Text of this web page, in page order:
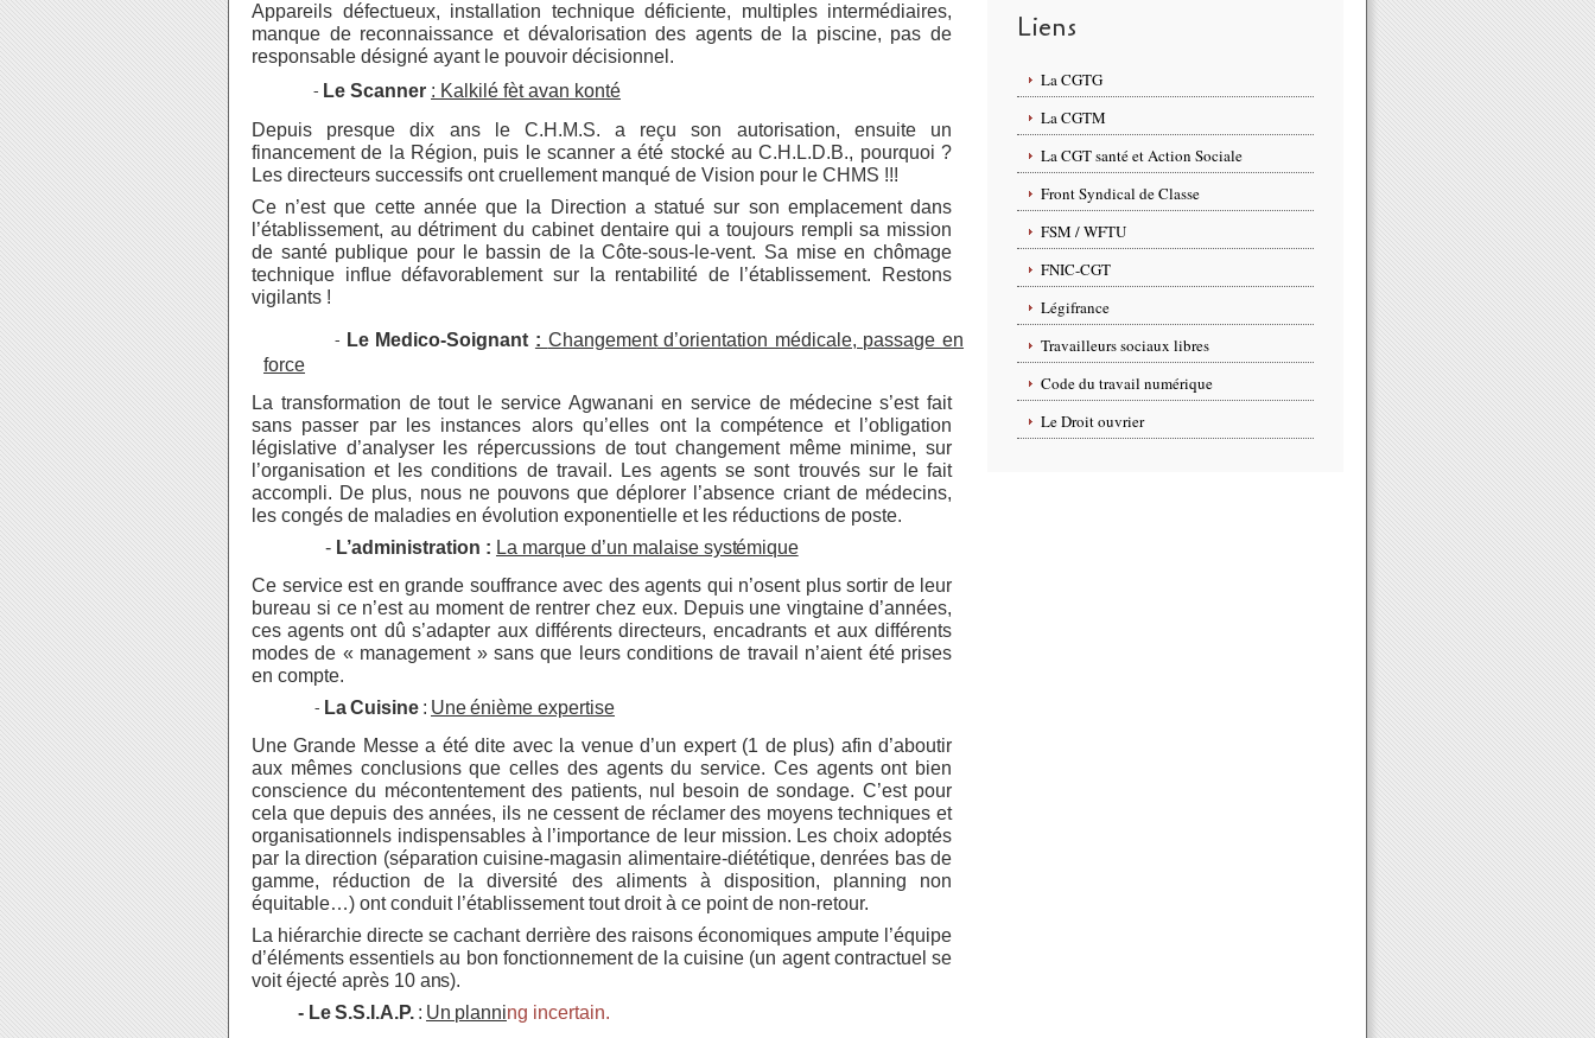
Appareils défectueux, installation technique déficiente, multiples intermédiaires,
manque de reconnaissance et dévalorisation des agents de la piscine, pas de
responsable désigné ayant le pouvoir décisionnel.
- Le Scanner : Kalkilé fèt avan konté
Depuis presque dix ans le C.H.M.S. a reçu son autorisation, ensuite un
financement de la Région, puis le scanner a été stocké au C.H.L.D.B., pourquoi ?
Les directeurs successifs ont cruellement manqué de Vision pour le CHMS !!!
Ce n’est que cette année que la Direction a statué sur son emplacement dans
l’établissement, au détriment du cabinet dentaire qui a toujours rempli sa mission
de santé publique pour le bassin de la Côte-sous-le-vent. Sa mise en chômage
technique influe défavorablement sur la rentabilité de l’établissement. Restons
vigilants !
- LeMedico-Soignant : Changementd’orientation médicale, passage en
force
La transformation de tout le service Agwanani en service de médecine s’est fait
sans passer par les instances alorsqu’elles ont la compétence et l’obligation
législative d’analyser les répercussions de tout changement même minime, sur
l’organisation et les conditions de travail. Les agents se sont trouvés sur le fait
accompli. De plus, nous ne pouvons quedéplorer l’absence criant de médecins,
les congés de maladies en évolution exponentielle et les réductions de poste.
- L’administration : La marque d’un malaise systémique
Ce service est en grande souffrance avec des agents qui n’osent plus sortir de leur
bureau si ce n’est au moment de rentrer chez eux. Depuis une vingtaine d’années,
ces agents ont dû s’adapter aux différents directeurs, encadrants et aux différents
modes de « management» sans que leurs conditions de travail n’aient été prises
en compte.
- LaCuisine : Uneénième expertise
Une Grande Messe a été dite avec la venue d’un expert (1 de plus) afin d’aboutir
aux mêmes conclusions que celles des agents du service. Ces agents ont bien
conscience du mécontentement des patients, nul besoin de sondage. C’est pour
cela que depuis des années, ils ne cessent de réclamer des moyens techniques et
organisationnels indispensables à l’importance de leur mission. Les choix adoptés
par la direction (séparation cuisine-magasin alimentaire-diététique, denrées bas de
gamme, réduction de la diversité des aliments à disposition, planning non
équitable…) ont conduit l’établissement tout droit à ce point de non-retour.
La hiérarchie directe se cachant derrière des raisons économiques ampute l’équipe
d’éléments essentiels au bon fonctionnement de la cuisine (un agent contractuel se
voit éjecté après 10 ans).
- LeS.S.I.A.P. : Un planning incertain.
Liens
La CGTG
La CGTM
La CGT santé et Action Sociale
Front Syndical de Classe
FSM / WFTU
FNIC-CGT
Légifrance
Travailleurs sociaux libres
Code du travail numérique
Le Droit ouvrier